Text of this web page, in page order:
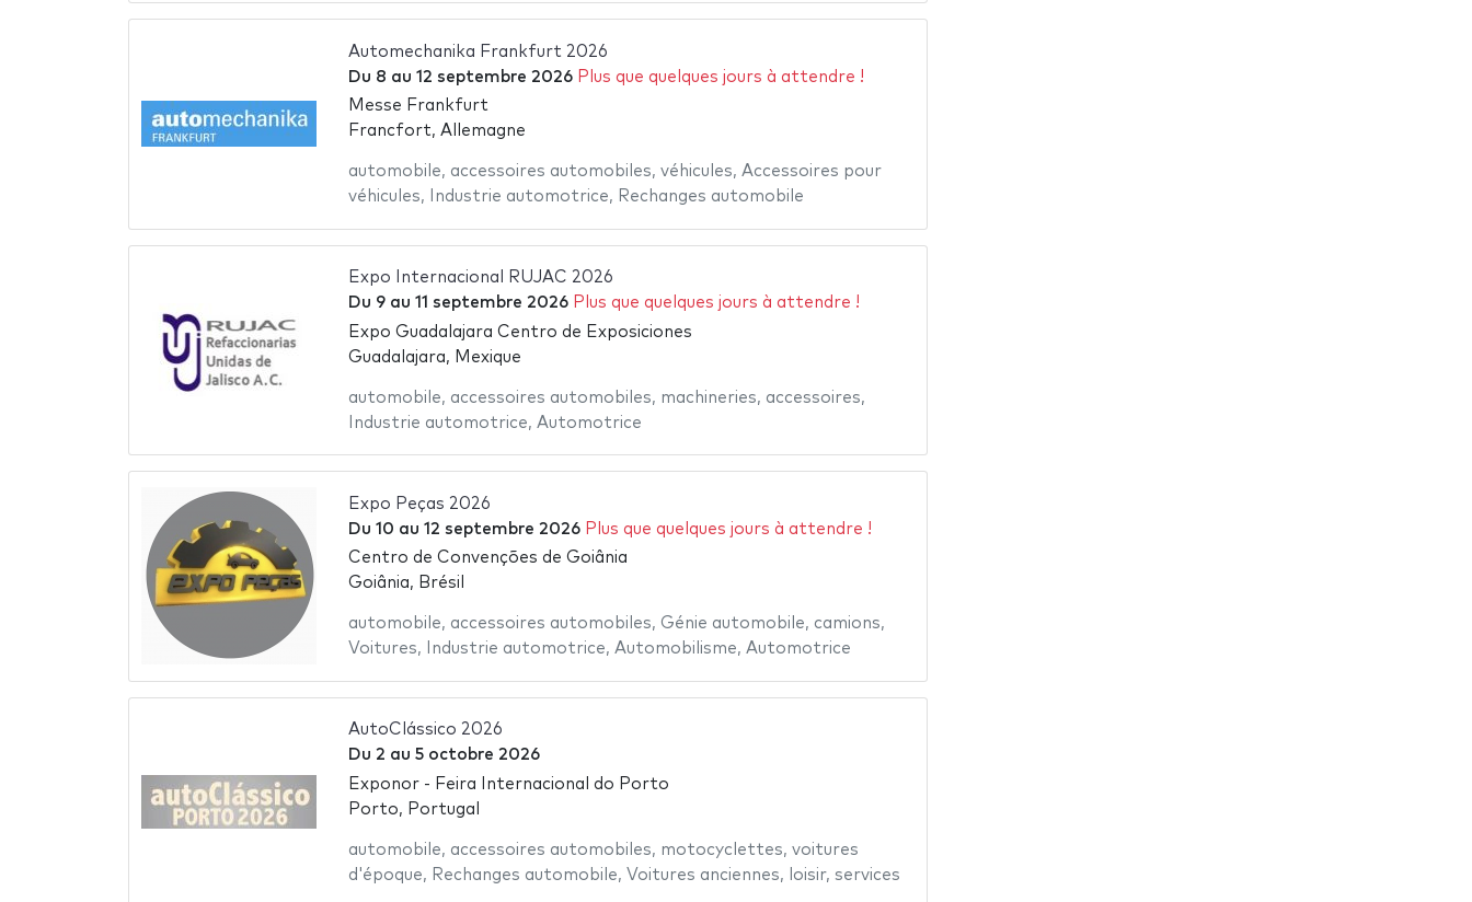
Automechanika Frankfurt 2026
Du 8 au 12 septembre 2026 Plus que quelques jours à attendre !
Messe Frankfurt
Francfort, Allemagne
automobile, accessoires automobiles, véhicules, Accessoires pour
véhicules, Industrie automotrice, Rechanges automobile
Expo Internacional RUJAC 2026
Du 9au 11 septembre 2026 Plus que quelques jours à attendre !
Expo Guadalajara Centro de Exposiciones
Guadalajara, Mexique
automobile, accessoires automobiles, machineries, accessoires,
Industrie automotrice, Automotrice
Expo Peças 2026
Du 10 au 12 septembre 2026 Plus que quelques jours à attendre !
Centro de Convenções de Goiânia
Goiânia, Brésil
automobile, accessoires automobiles, Génie automobile, camions,
Voitures, Industrie automotrice, Automobilisme, Automotrice
AutoClássico 2026
Du 2 au 5 octobre 2026
Exponor - Feira Internacional do Porto
Porto, Portugal
automobile, accessoires automobiles, motocyclettes, voitures
d'époque, Rechanges automobile, Voitures anciennes, loisir, services